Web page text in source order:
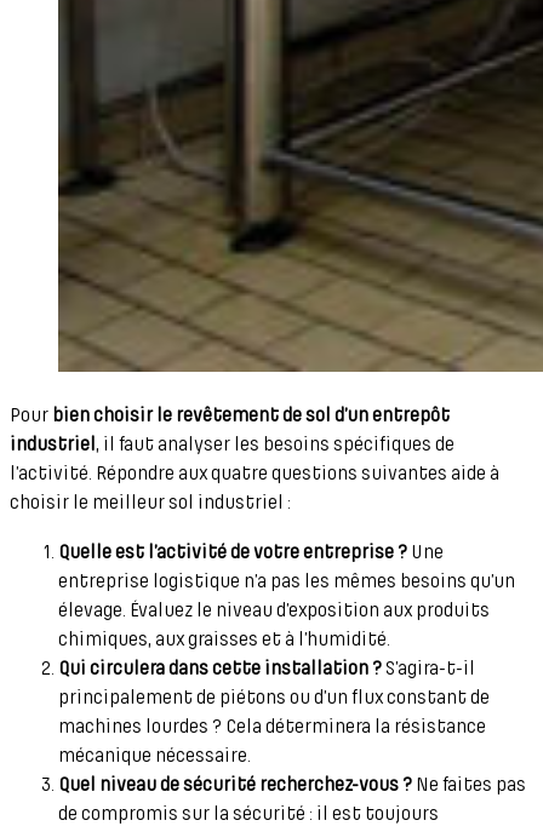
Pour bien choisir le revêtement de sol d’un entrepôt
industriel , il faut analyser les besoins spécifiques de
l’activité. Répondre aux quatre questions suivantes aide à
choisir le meilleur sol industriel :
Quelle est l’activité de votre entreprise ? Une
entreprise logistique n’a pas les mêmes besoins qu’un
élevage. Évaluez le niveau d’exposition aux produits
chimiques, aux graisses et à l’humidité.
Qui circulera dans cette installation ?S’agira-t-il
principalement de piétons ou d’un flux constant de
machines lourdes ? Cela déterminera la résistance
mécanique nécessaire.
Quel niveau de sécurité recherchez-vous ? Ne faites pas
de compromis sur la sécurité : il est toujours